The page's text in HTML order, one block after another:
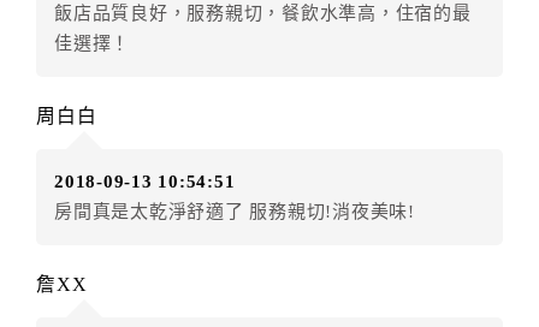
房者不得要求退其差額。（限原訂飯店）
額3個月
．訂房者使用「保留住宿金額」時，請注意！為避免飯
店客滿，敬請及早計畫，如逾時未提出申辦，視同無條
．每筆訂單異動限定乙次，限原訂飯店，異動完成後不
飯店品質良好，服務親切，餐飲水準高，住宿的最
佳選擇！
周白白
2018-09-13 10:54:51
房間真是太乾淨舒適了 服務親切!消夜美味!
詹XX